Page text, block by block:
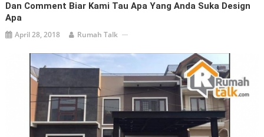
Dan Comment Biar Kami Tau Apa Yang Anda Suka Design
Apa
April 28, 2018 Rumah Talk